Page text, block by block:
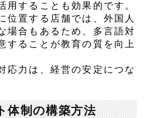
用することも効果的です。
位置する店舗では、外国人
場合もあるため、多言語対
することが教育の質を向上
応力は、経営の安定につな
体制の構築方法